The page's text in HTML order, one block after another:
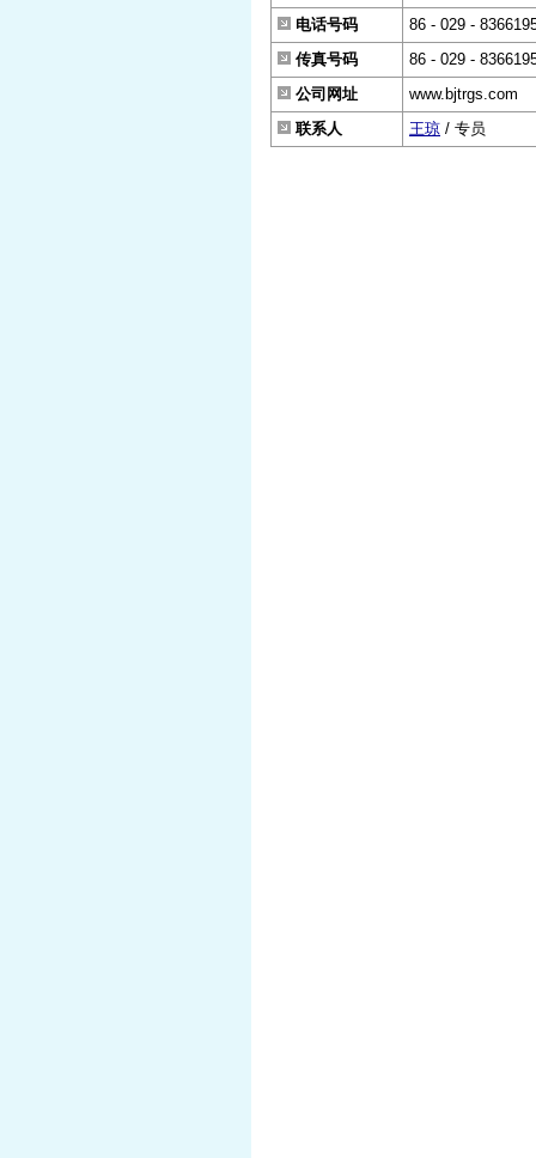
电话号码
86 - 029 -
传真号码
86 - 029 -
公司网址
www.bjtrgs.com
联系人
王琼 / 专员